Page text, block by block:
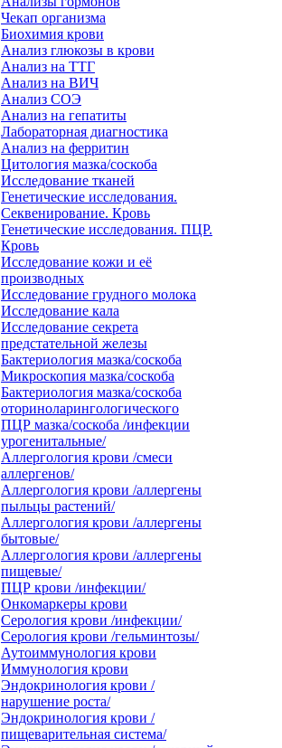
Чекап организма
Биохимия крови
Анализ глюкозы в крови
Анализ на ТТГ
Анализ на ВИЧ
Анализ СОЭ
Анализ на гепатиты
Лабораторная диагностика
Анализ на ферритин
Цитология мазка/соскоба
Исследование тканей
Генетические исследования.
Секвенирование. Кровь
Генетические исследования. ПЦР.
Кровь
Исследование кожи и её
производных
Исследование грудного молока
Исследование кала
Исследование секрета
предстательной железы
Бактериология мазка/соскоба
Микроскопия мазка/соскоба
Бактериология мазка/соскоба
оториноларингологического
ПЦР мазка/соскоба /инфекции
урогенитальные/
Аллергология крови /смеси
аллергенов/
Аллергология крови /аллергены
пыльцы растений/
Аллергология крови /аллергены
бытовые/
Аллергология крови /аллергены
пищевые/
ПЦР крови /инфекции/
Онкомаркеры крови
Серология крови /инфекции/
Серология крови /гельминтозы/
Аутоиммунология крови
Иммунология крови
Эндокринология крови /
нарушение роста/
Эндокринология крови /
пищеварительная система/